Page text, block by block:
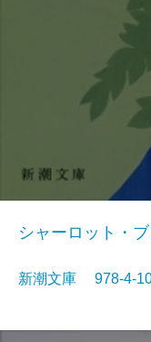
シャーロット・
新潮文庫 978-4-